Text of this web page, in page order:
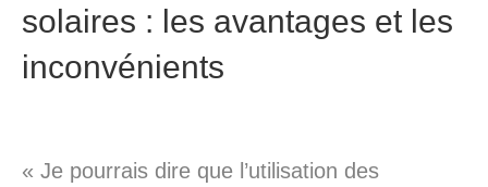
solaires : les avantages et les
inconvénients
« Je pourrais dire que l’utilisation des